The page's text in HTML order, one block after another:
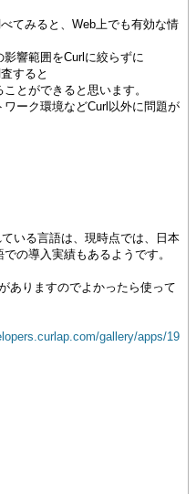
てみると、Web上でも有効な情
響範囲をCurlに絞らずに
すると
とができると思います。
ワーク環境などCurl以外に問題が
いる言語は、現時点では、日本
の導入実績もあるようです。
ありますのでよかったら使って
gallery/apps/19